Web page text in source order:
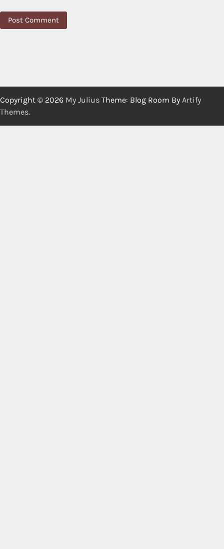
Copyright © 2026 My Julius Theme: Blog Room By Artify
Themes.